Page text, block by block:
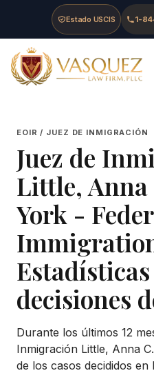
Skip to main content
Skip to navigation
Skip to footer
Estado USCIS 1-
Vasquez Law Firm - Home
EOIR / JUEZ DE INMIGRACIÓN
Juez de
Little, Anna
York -
decisiones
Durante los últimos 12
Inmigración Little, Anna
de los casos decididos